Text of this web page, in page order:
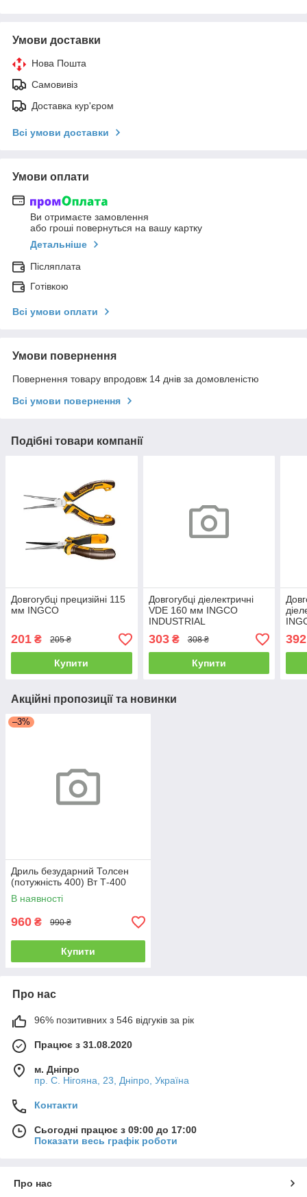
Умови доставки
Нова Пошта
Самовивіз
Доставка кур'єром
Всі умови доставки
Умови оплати
Ви отримаєте замовлення
або гроші повернуться на вашу картку
Детальніше
Післяплата
Готівкою
Всі умови оплати
Умови повернення
Повернення товару впродовж 14 днів за домовленістю
Всі умови повернення
Подібні товари компанії
Довгогубці прецизійні 115
мм INGCO
201 ₴ 205 ₴
Купити
Довгогубці діелектричні
VDE 160 мм INGCO
INDUSTRIAL
303₴ 308 ₴
Купити
392
Акційні пропозиції та новинки
–3%
Дриль безударний Толсен
(потужність 400) Вт Т-400
В наявності
960 ₴ 990 ₴
Купити
Про нас
96% позитивних з 546 відгуків за рік
Працює з 31.08.2020
м. Дніпро
пр. С. Нігояна, 23, Дніпро, Україна
Контакти
Сьогодні працює з 09:00 до 17:00
Показати весь графік роботи
Про нас